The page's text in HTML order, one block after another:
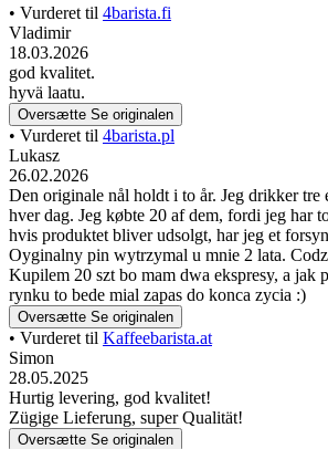
• Vurderet til 4barista.fi
Vladimir
18.03.2026
god kvalitet.
hyvä laatu.
Oversætte Se originalen
• Vurderet til 4barista.pl
Lukasz
26.02.2026
Den originale nål holdt i to år. Jeg drikker
hver dag. Jeg købte 20 af dem, fordi jeg har
hvis produktet bliver udsolgt, har jeg et
Oyginalny pin wytrzymal u mnie 2 lata.
Kupilem 20 szt bo mam dwa ekspresy, a jak
rynku to bede mial zapas do konca zycia :)
Oversætte Se originalen
• Vurderet til Kaffeebarista.at
Simon
28.05.2025
Hurtig levering, god kvalitet!
Zügige Lieferung, super Qualität!
Oversætte Se originalen